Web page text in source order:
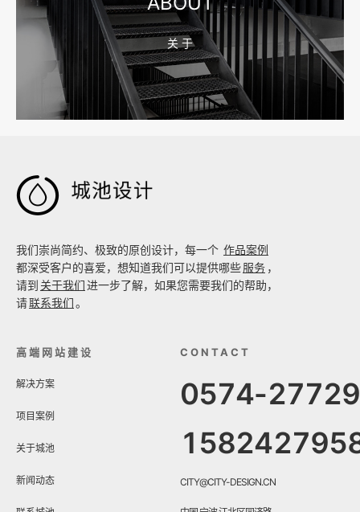
2026-08-02 17:58:44
工厂短视频拍摄后，怎样放进官网帮助客户判断实力
关 于

我们崇尚简约、极致的原创设计，每一个 作品案例
都深受客户的喜爱，想知道我们可以提供哪些服务 ，
请到 关于我们进一步了解，如果您需要我们的帮助，
请联系我们。
高端网站建设
解决方案
项目案例
关于城池
新闻动态
CONTACT
0574-
CITY@CITY-DESIGN.CN